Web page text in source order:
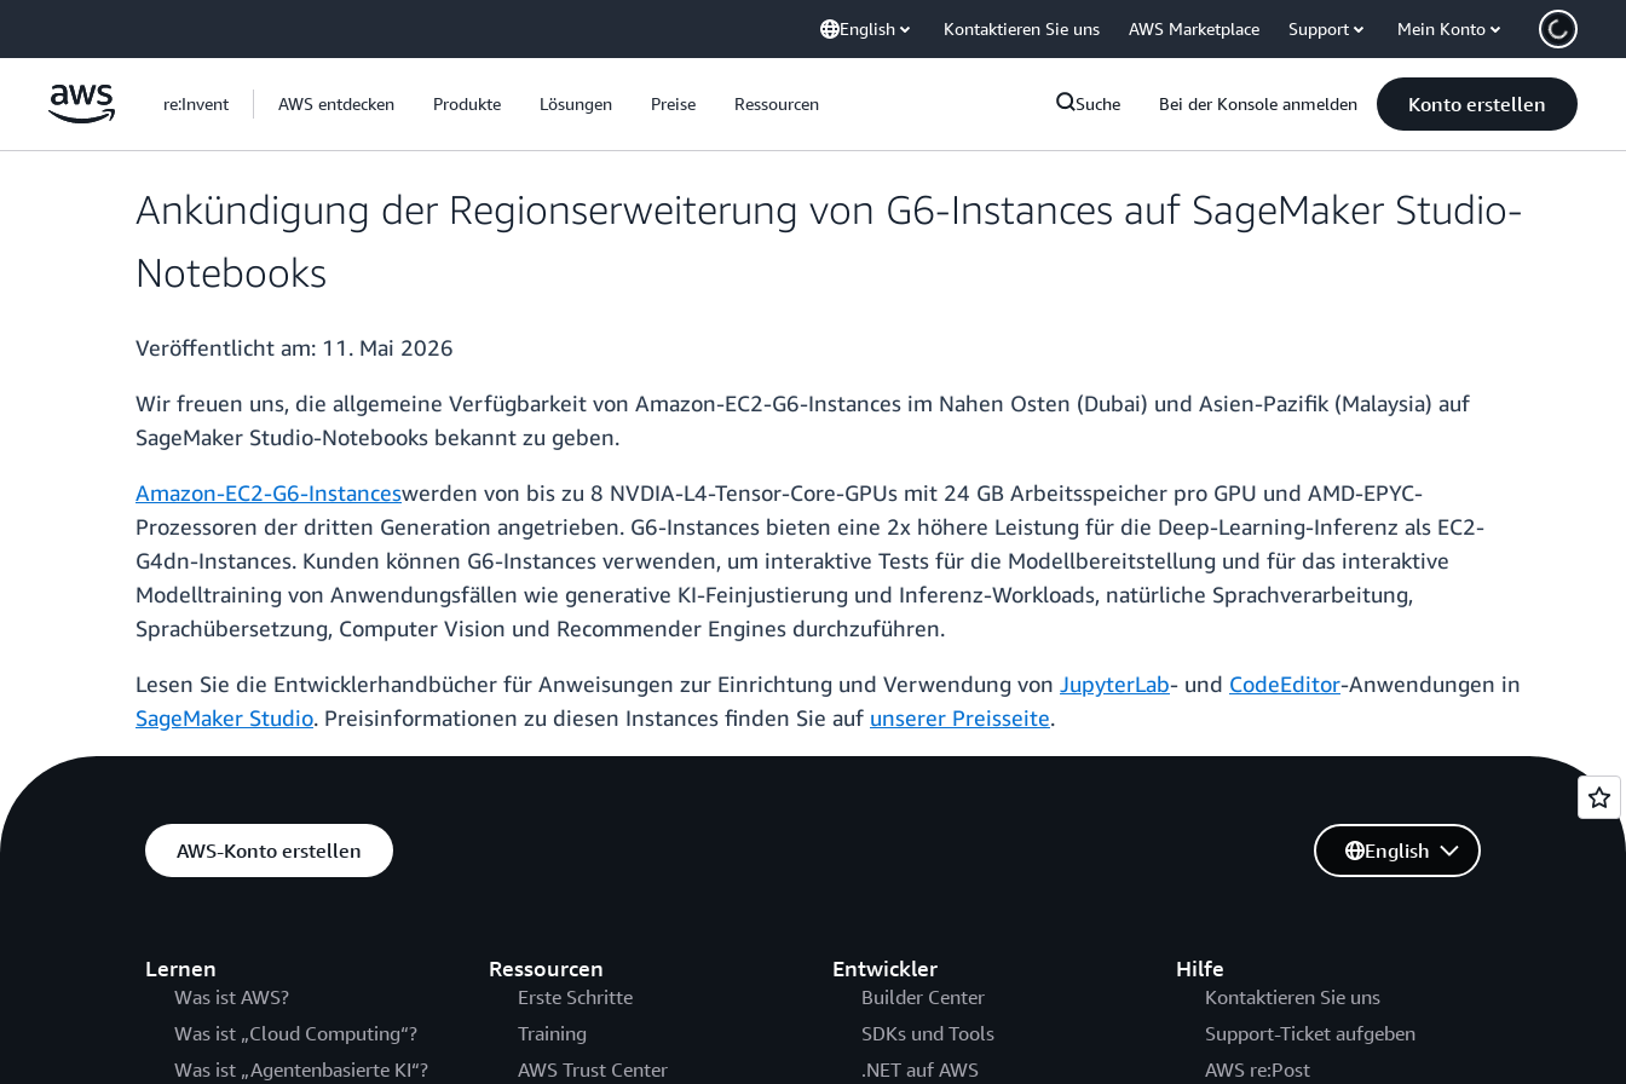
English Kontaktieren Sie uns AWS Marketplace Support Mein Konto
re:Invent AWS entdecken Produkte Lösungen Preise Ressourcen Suche Bei der Konsole anmelden Konto erstellen
Ankündigung der Regionserweiterung von G6-Instances auf SageMaker Studio-
Notebooks
Veröffentlicht am: 11. Mai 2026
Wir freuen uns, die allgemeine Verfügbarkeit von Amazon-EC2-G6-Instances im Nahen Osten (Dubai) und Asien-Pazifik (Malaysia) auf
SageMaker Studio-Notebooks bekannt zu geben.
Amazon-EC2-G6-Instanceswerden von bis zu 8 NVDIA-L4-Tensor-Core-GPUs mit 24 GB Arbeitsspeicher pro GPU und AMD-EPYC-
Prozessoren der dritten Generation angetrieben. G6-Instances bieten eine 2x höhere Leistung für die Deep-Learning-Inferenz als EC2-
G4dn-Instances. Kunden können G6-Instances verwenden, um interaktive Tests für die Modellbereitstellung und für das interaktive
Modelltraining von Anwendungsfällen wie generative KI-Feinjustierung und Inferenz-Workloads, natürliche Sprachverarbeitung,
Sprachübersetzung, Computer Vision und Recommender Engines durchzuführen.
Lesen Sie die Entwicklerhandbücher für Anweisungen zur Einrichtung und Verwendung von JupyterLab- und CodeEditor-Anwendungen in
SageMaker Studio. Preisinformationen zu diesen Instances finden Sie auf unserer Preisseite.
AWS-Konto erstellen
Lernen
Was ist AWS?
Was ist „Cloud Computing“?
Was ist „Agentenbasierte KI“?
Ressourcen
Erste Schritte
Training
AWS Trust Center
Entwickler
Builder Center
SDKs und Tools
.NET auf AWS
Hilfe
Kontaktieren Sie uns
Support-Ticket aufgeben
AWS re:Post
English